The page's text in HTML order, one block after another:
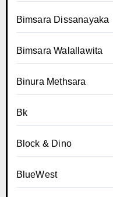
Bimsara Dissanayaka
Bimsara Walallawita
Binura Methsara
Bk
Block & Dino
BlueWest